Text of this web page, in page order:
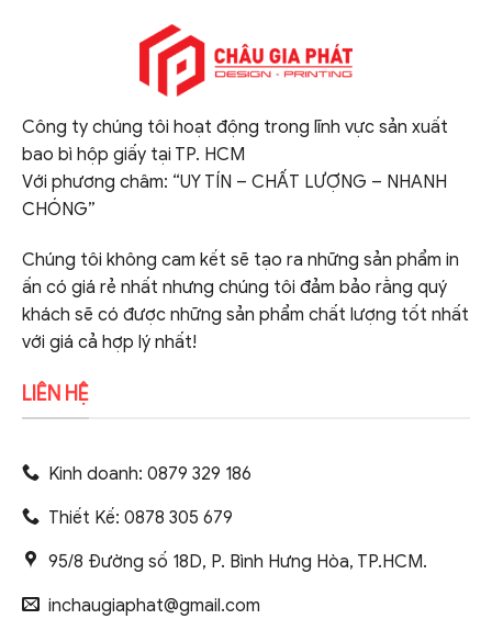
Công ty chúng tôi hoạt động trong lĩnh vực sản xuất
bao bì hộp giấy tại TP. HCM
Với phương châm: “UY TÍN – CHẤT LƯỢNG – NHANH
CHÓNG”
Chúng tôi không cam kết sẽ tạo ra những sản phẩm in
ấn có giá rẻ nhất nhưng chúng tôi đảm bảo rằng quý
khách sẽ có được những sản phẩm chất lượng tốt nhất
với giá cả hợp lý nhất!
LIÊN HỆ
Kinh doanh: 0879 329 186
Thiết Kế: 0878 305 679
95/8 Đường số 18D, P. Bình Hưng Hòa, TP.HCM.
inchaugiaphat@gmail.com